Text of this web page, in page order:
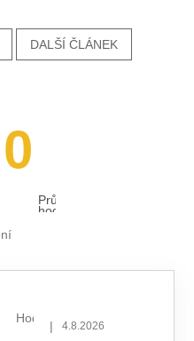
DALŠÍ ČLÁNEK
Průměrné
hodnocení
Hodnocení obchodu je 5 z 5
| 4.8.2026